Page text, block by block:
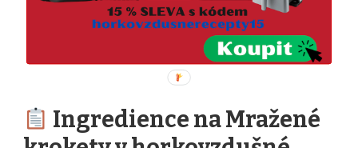
Ingredience na Mražené